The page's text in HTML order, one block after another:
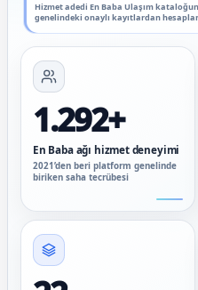
Hizmet adedi En Baba Ulaşım
genelindeki onaylı kayıtlardan
1.292+
En Baba ağı hizmet deneyimi
2021’den beri platform genelinde
biriken saha tecrübesi